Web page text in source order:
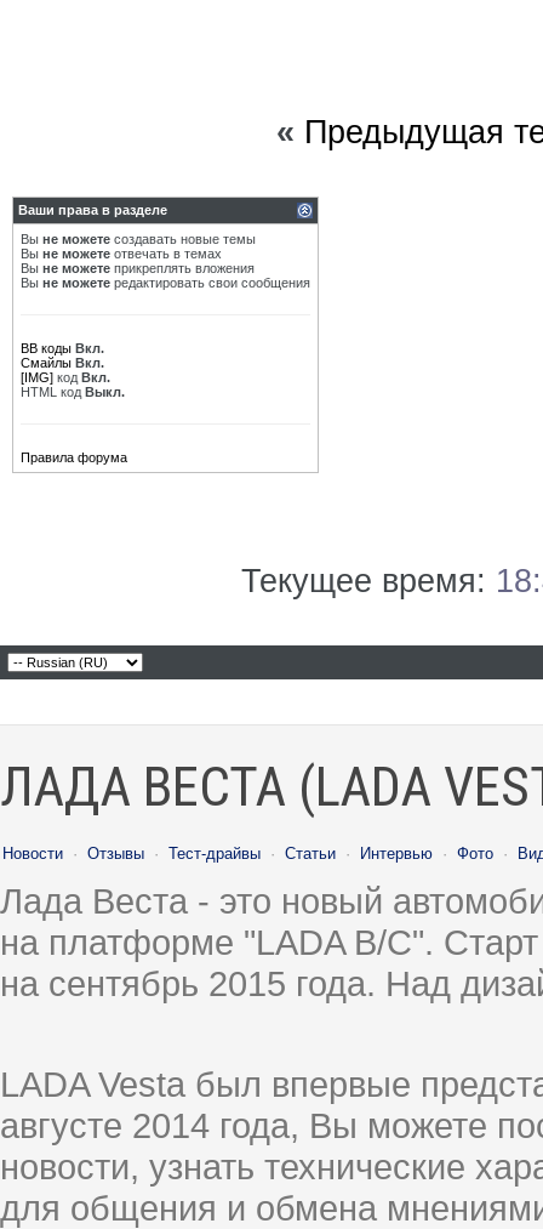
« Предыдущая
Ваши права в разделе
Вы не можете создавать новые темы
Вы не можете отвечать в темах
Вы не можете прикреплять вложения
Вы не можете редактировать свои сообщения
BB коды Вкл.
Смайлы Вкл.
[IMG] код Вкл.
HTML код Выкл.
Правила форума
Текущее время:
ЛАДА ВЕСТА (LADA
Новости · Отзывы · Тест-драйвы · Статьи · Интервью · Фото ·
Лада Веста - это новый
на платформе "LADA B/C".
на сентябрь 2015 года. Над
LADA Vesta был впервые
августе 2014 года, Вы можете
новости, узнать технические
для общения и обмена